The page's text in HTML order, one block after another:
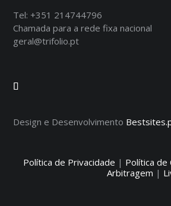
Tel:+351 214744796
Chamada para a rede fixa nacional
geral@trifolio.pt
Design e Desenvolvimento
Política de Privacidade | Política de
Arbitragem |